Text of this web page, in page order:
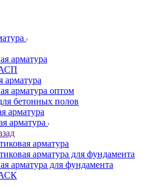
арматура
арматура
арматура оптом
бетонных полов
арматура
арматура
арматура
арматура для фундамента
арматура для фундамента